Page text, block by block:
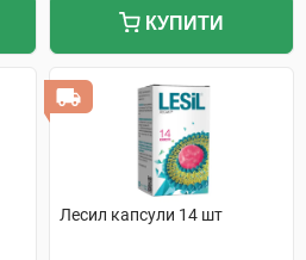
КУПИТИ
Лесил капсули 14 шт